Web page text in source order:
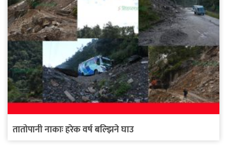
तातोपानी नाकाः हरेक वर्ष बल्झिने घाउ